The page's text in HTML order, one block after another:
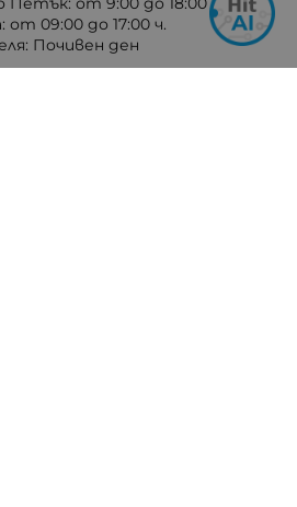
от 09:00 до 17:00 ч.
Почивен ден